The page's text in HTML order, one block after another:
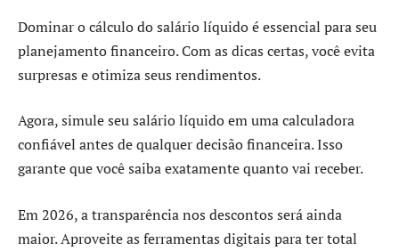
Dominar o cálculo do salário líquido é essencial para seu
planejamento financeiro. Com as dicas certas, você evita
surpresas e otimiza seus rendimentos.
Agora, simule seu salário líquido em uma calculadora
confiável antes de qualquer decisão financeira. Isso
garante que você saiba exatamente quanto vai receber.
Em 2026, a transparência nos descontos será ainda
maior. Aproveite as ferramentas digitais para ter total